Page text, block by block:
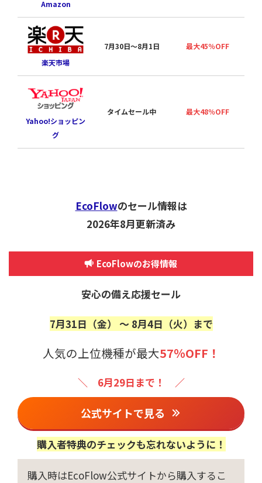
Amazon
楽天市場
7月30日〜8月1日 最大45％OFF
Yahoo!ショッピン
グ
タイムセール中 最大48％OFF
EcoFlowのセール情報は
2026年8月更新済み
EcoFlowのお得情報
安心の備え応援セール
7月31日（金） 〜 8月4日（火）まで
人気の上位機種が最大57％OFF！
＼ 6月29日まで！ ／
公式サイトで見る
購入者特典のチェックも忘れないように！
購入時はEcoFlow公式サイトから購入するこ